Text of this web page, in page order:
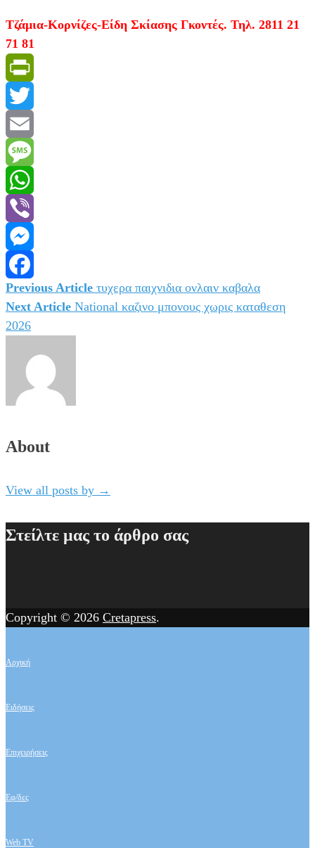
Τζάμια-Κορνίζες-Είδη Σκίασης Γκοντές. Τηλ. 2811 21
71 81
PrintFriendly
Twitter
Email
Message
WhatsApp
Viber
Messenger
Facebook
Πλοήγηση
άρθρων
Previous Article τυχερα παιχνιδια ονλαιν καβαλα
Next Article National καζινο μπονους χωρις καταθεση
2026
About
View all posts by →
Στείλτε μας το άρθρο σας
Copyright © 2026 Cretapress.
Αρχική
Ειδήσεις
Επιχειρήσεις
Εφ/δες
Web TV